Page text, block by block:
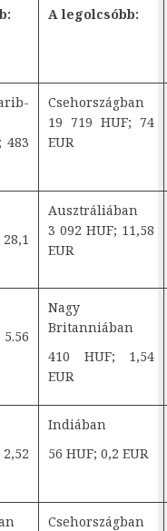
A legolcsóbb:
483
Csehországban
19 719 HUF; 74
EUR
Ausztráliában
3 092 HUF; 11,58
EUR
Nagy
Britanniában
410 HUF; 1,54
EUR
Indiában
56 HUF; 0,2 EUR
Csehországban